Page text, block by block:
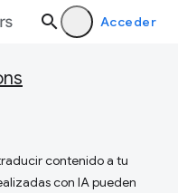
Acceder
contenido a tu
con IA pueden